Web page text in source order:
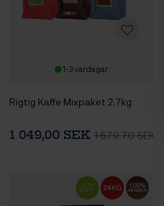
1-3 vardagar
Rigtig Kaffe Mixpaket 2,7kg
1 049,00 SEK 1 679,70 SEK